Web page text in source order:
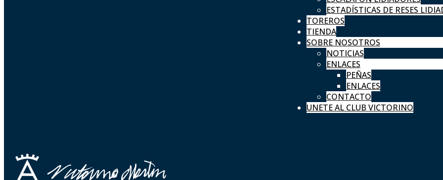
ESTADÍSTICAS DE RESES
TOREROS
TIENDA
SOBRE NOSOTROS
NOTICIAS
ENLACES
PEÑAS
ENLACES
CONTACTO
UNETE AL CLUB VICTORINO